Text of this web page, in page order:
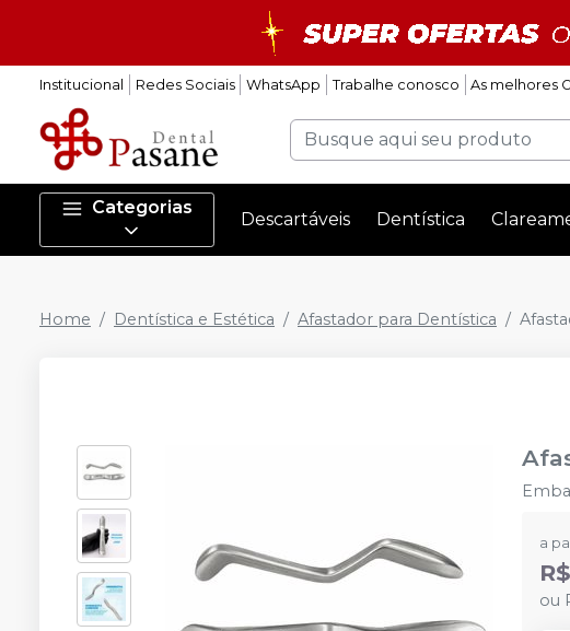
Institucional Redes Sociais WhatsApp Trabalhe conosco As melhores
Categorias
Descartáveis Dentística
Home Dentística e Estética Afastador para Dentística
a
ou